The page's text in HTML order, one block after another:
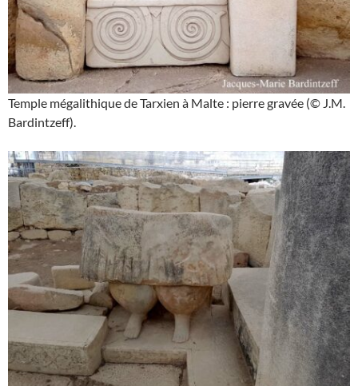
Temple mégalithique de Tarxien à Malte : pierre gravée (© J.M.
Bardintzeff).